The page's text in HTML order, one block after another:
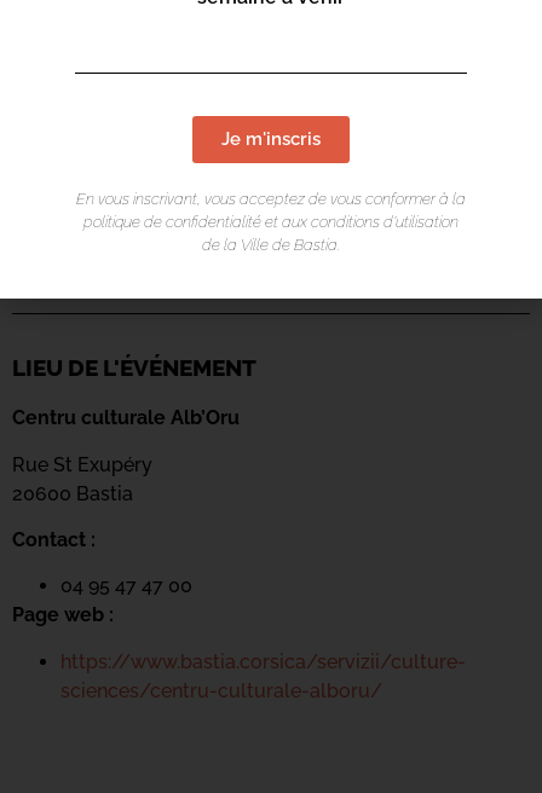
LIEU DE L'ÉVÉNEMENT
Centru culturale Alb’Oru
Rue St Exupéry
20600 Bastia
Contact :
04 95 47 47 00
Page web :
https://www.bastia.corsica/servizii/culture-
sciences/centru-culturale-alboru/
Je m'inscris
En vous inscrivant, vous acceptez de vous conformer à la
politique de confidentialité et aux conditions d’utilisation
de la Ville de Bastia.